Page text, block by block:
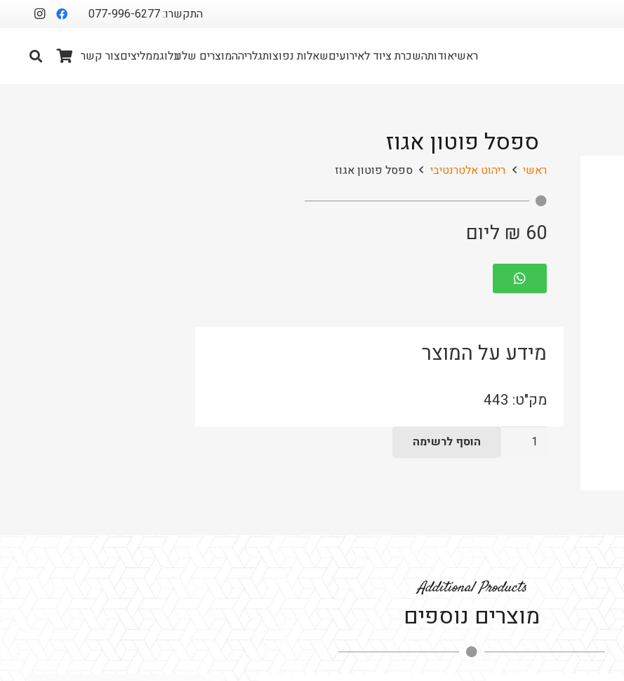
התקשרו: 077-996-6277
ראשיאודותהשכרת ציוד לאירועיםשאלות נפוצותגלריההמוצרים שלנובלוגממליציםצור קשר
ספסל פוטון אגוז
ראשי ריהוט אלטרנטיבי ספסל פוטון אגוז
₪ 60 ליום
מידע על המוצר
מק"ט: 443
כמות
הוסף לרשימה
Additional Products
מוצרים נוספים